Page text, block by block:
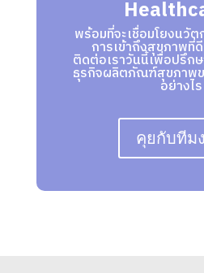
พร้อมที่จะเชื่อมโยงนวั
การเข้าถึงสุขภาพที่
ติดต่อเราวันนี้เพื่อปรึกษ
ธุรกิจผลิตภัณฑ์สุขภาพ
อย่างไร
คุยกับทีม